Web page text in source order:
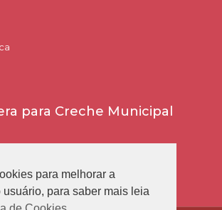
para Creche Municipal
para melhorar a
para saber mais leia